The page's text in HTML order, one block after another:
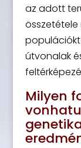
az adott
összetétele
útvonalak
Milyen